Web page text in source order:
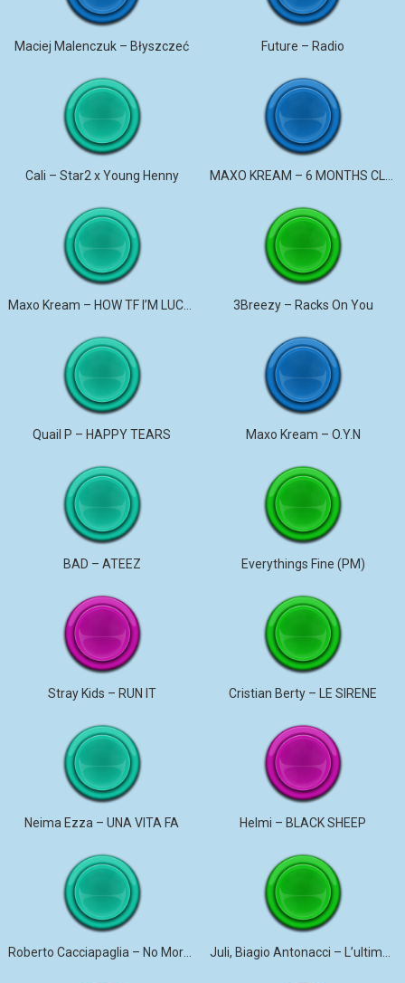
Maciej Malenczuk – Błyszczeć Future – Radio
Cali – Star2 x Young Henny
Maxo Kream – HOW TF I’M LUCKY 3Breezy – Racks On You
Quail P – HAPPY TEARS Maxo Kream – O.Y.N
BAD – ATEEZ Everythings Fine (PM)
Stray Kids – RUN IT Cristian Berty – LE SIRENE
Neima Ezza – UNA VITA FA Helmi – BLACK SHEEP
Roberto Cacciapaglia – No More Violence